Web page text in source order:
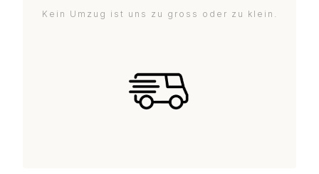
Kein Umzug ist uns zu gross oder zu klein.